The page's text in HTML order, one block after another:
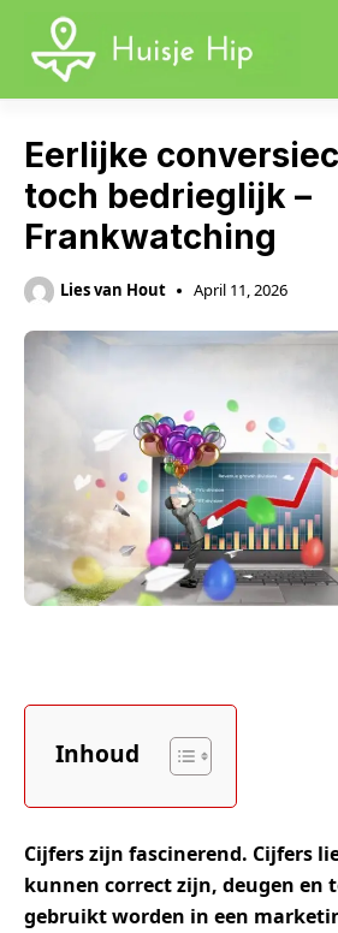
content
Eerlijke
toch bedrieglijk –
Frankwatching
Lies van Hout April 11, 2026
Inhoud
Cijfers zijn fascinerend. Cijfers
kunnen correct zijn, deugen en
gebruikt worden in een